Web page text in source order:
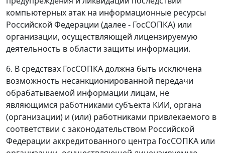
компьютерных атак на информационные ресурсы
Российской Федерации (далее - ГосСОПКА) или
организации, осуществляющей лицензируемую
деятельность в области защиты информации.
6. В средствах ГосСОПКА должна быть исключена
возможность несанкционированной передачи
обрабатываемой информации лицам, не
являющимся работниками субъекта КИИ, органа
(организации) и (или) работниками привлекаемого в
соответствии с законодательством Российской
Федерации аккредитованного центра ГосСОПКА или